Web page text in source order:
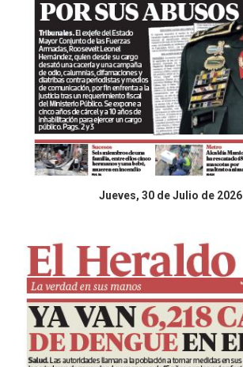
Jueves, 30 de Julio de 2026